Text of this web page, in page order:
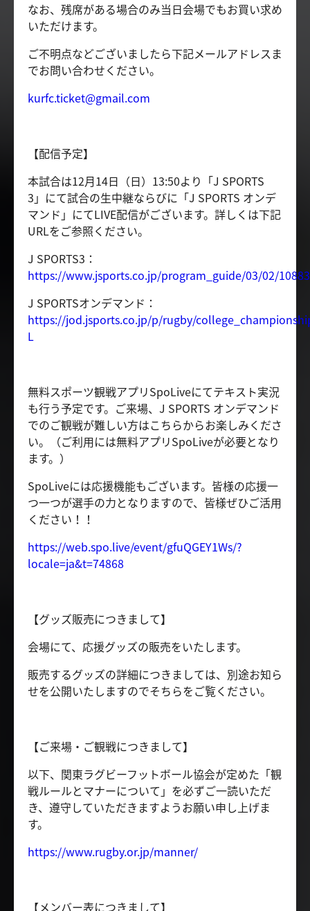
なお、残席がある場合のみ当日会場でもお買い求め
いただけます。
ご不明点などございましたら下記メールアドレスま
でお問い合わせください。
kurfc.ticket@gmail.com
【配信予定】
本試合は12月14日（日）13:50より「J SPORTS
3」にて試合の生中継ならびに「J SPORTS オンデ
マンド」にてLIVE配信がございます。詳しくは下記
URLをご参照ください。
J SPORTS3：
https://www.jsports.co.jp/program_guide/03/02/
J SPORTSオンデマンド：
https://jod.jsports.co.jp/p/rugby/
L
無料スポーツ観戦アプリSpoLiveにてテキスト実況
も行う予定です。ご来場、J SPORTS オンデマンド
でのご観戦が難しい方はこちらからお楽しみくださ
い。（ご利用には無料アプリSpoLiveが必要となり
ます。）
SpoLiveには応援機能もございます。皆様の応援一
つ一つが選手の力となりますので、皆様ぜひご活用
ください！！
https://web.spo.live/event/gfuQGEY1Ws/?
locale=ja&t=74868
【グッズ販売につきまして】
会場にて、応援グッズの販売をいたします。
販売するグッズの詳細につきましては、別途お知ら
せを公開いたしますのでそちらをご覧ください。
【ご来場・ご観戦につきまして】
以下、関東ラグビーフットボール協会が定めた「観
戦ルールとマナーについて」を必ずご一読いただ
き、遵守していただきますようお願い申し上げま
す。
https://www.rugby.or.jp/manner/
【メンバー表につきまして】